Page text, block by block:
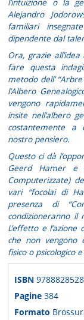
Alejandro
familiari
dipendente dal
Ora, grazie
fare questa
metodo dell’
l’Albero
vengono
insite nell’albero
costantemente a
nostro pensiero.
Questo ci dà
Geerd Hamer e
Computerizzate)
vari “focolai di
presenza di
condizioneranno
L’effetto e
che non vengono
fisico o psicologico
ISBN
Pagine384
Formato